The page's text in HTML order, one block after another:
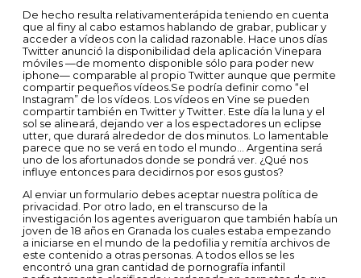
De hecho resulta relativamenterápida teniendo en cuenta
que al finy al cabo estamos hablando de grabar, publicar y
acceder a vídeos con la calidad razonable. Hace unos días
Twitter anunció la disponibilidad dela aplicación Vinepara
móviles —de momento disponible sólo para poder new
iphone— comparable al propio Twitter aunque que permite
compartir pequeños vídeos.Se podría definir como “el
Instagram” de los vídeos. Los vídeos en Vine se pueden
compartir también en Twitter y Twitter. Este día la luna y el
sol se alineará, dejando ver a los espectadores un eclipse
utter, que durará alrededor de dos minutos. Lo lamentable
parece que no se verá en todo el mundo… Argentina será
uno de los afortunados donde se pondrá ver. ¿Qué nos
influye entonces para decidirnos por esos gustos?
Al enviar un formulario debes aceptar nuestra política de
privacidad. Por otro lado, en el transcurso de la
investigación los agentes averiguaron que también había un
joven de 18 años en Granada los cuales estaba empezando
a iniciarse en el mundo de la pedofilia y remitía archivos de
este contenido a otras personas. A todos ellos se les
encontró una gran cantidad de pornografía infantil